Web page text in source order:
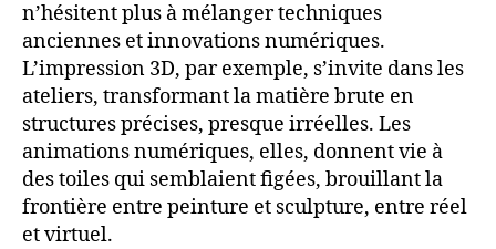
n’hésitent plus à mélanger techniques
anciennes et innovations numériques.
L’impression 3D, par exemple, s’invite dans les
ateliers, transformant la matière brute en
structures précises, presque irréelles. Les
animations numériques, elles, donnent vie à
des toiles qui semblaient figées, brouillant la
frontière entre peinture et sculpture, entre réel
et virtuel.